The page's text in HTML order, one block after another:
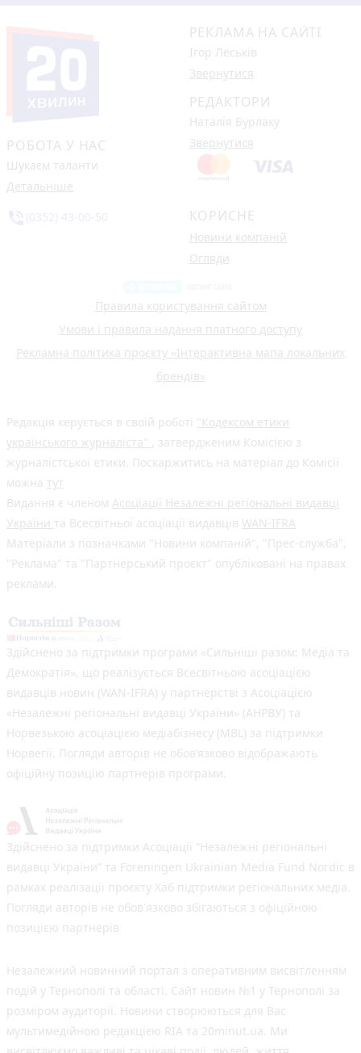
РОБОТА У НАС
Шукаєм таланти
Детальніше
РЕКЛАМА НА САЙТІ
Ігор Леськів
Звернутися
РЕДАКТОРИ
Наталія Бурлаку
Звернутися
КОРИСНЕ
Новини компаній
Огляди
Правила користування сайтом
Умови і правила надання платного доступу
Рекламна політика проєкту «Інтерактивна мапа локальних
брендів»
Редакція керується в своїй роботі "Кодексом етики
українського журналіста" , затвердженим Комісією з
журналістської етики. Поскаржитись на матеріал до Комісії
можна тут
Видання є членом Асоціації Незалежні регіональні видавці
України та Всесвітньої асоціації видавців WAN-IFRA
Матеріали з позначками "Новини компаній", "Прес-служба",
"Реклама" та "Партнерський проєкт" опубліковані на правах
реклами.
Здійснено за підтримки програми «Сильніші разом: Медіа та
Демократія», що реалізується Всесвітньою асоціацією
видавців новин (WAN-IFRA) у партнерстві з Асоціацією
«Незалежні регіональні видавці України» (АНРВУ) та
Норвезькою асоціацією медіабізнесу (MBL) за підтримки
Норвегії. Погляди авторів не обов’язково відображають
офіційну позицію партнерів програми.
Здійснено за підтримки Асоціації “Незалежні регіональні
видавці України” та Foreningen Ukrainian Media Fund Nordic в
рамках реалізації проєкту Хаб підтримки регіональних медіа.
Погляди авторів не обов'язково збігаються з офіційною
позицією партнерів
Незалежний новинний портал з оперативним висвітленням
подій у Тернополі та області. Сайт новин №1 у Тернополі за
розміром аудиторії. Новини створюються для Вас
мультимедійною редакцією RIA та 20minut.ua. Ми